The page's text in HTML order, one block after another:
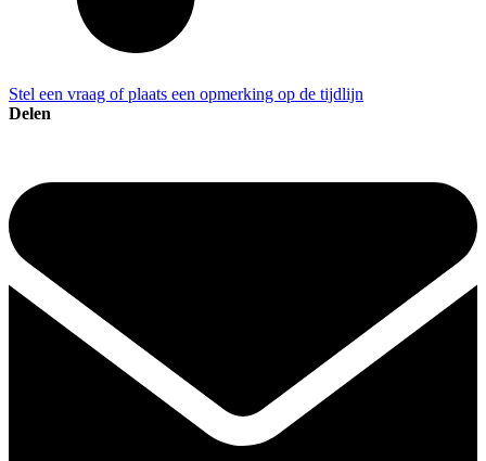
Stel een vraag of plaats een opmerking op de tijdlijn
Delen